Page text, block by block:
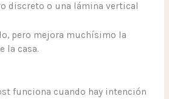
discreto o una lámina vertical
pero mejora muchísimo la
la casa.
funciona cuando hay intención